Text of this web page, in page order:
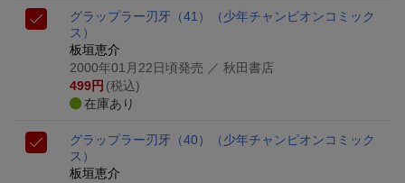
グラップラー刃牙（41）
（少年チャンピオンコミック
ス）
板垣恵介
2000年01月22日頃発売 ／ 秋田書店
499円 (税込)
在庫あり
グラップラー刃牙（40）
（少年チャンピオンコミック
ス）
板垣恵介